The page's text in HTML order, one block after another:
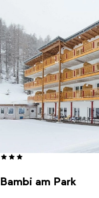
Bambi am Park